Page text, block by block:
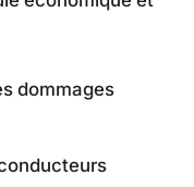
dommages